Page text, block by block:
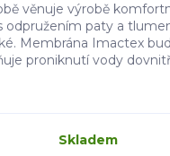
věnuje výrobě
odpružením paty a
Membrána Imactex
proniknutí vody
Skladem